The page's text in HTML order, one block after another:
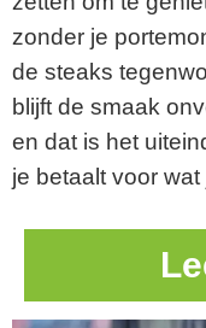
zonder je
de steaks
blijft de smaak
en dat is het
je betaalt voor wat